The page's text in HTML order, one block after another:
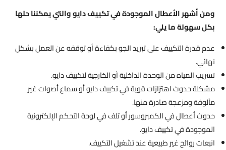
ومن أشهر الأعطال الموجودة في تكييف دايو والتي يمكننا حلها
بكل سهولة ما يلي:
عدم قدرة التكييف على تبريد الجو بكفاءة أو توقفه عن العمل بشكل
نهائي.
تسريب المياه من الوحدة الداخلية أو الخارجية لتكييف دايو.
مشكلة حدوث اهتزازات قوية في تكييف دايو أو سماع أصوات غير
مألوفة ومزعجة صادرة منها.
حدوث أعطال في الكمبروسور أو تلف في لوحة التحكم الإلكترونية
الموجودة في تكييف دايو.
انبعاث روائح غير طبيعية عند تشغيل التكييف.